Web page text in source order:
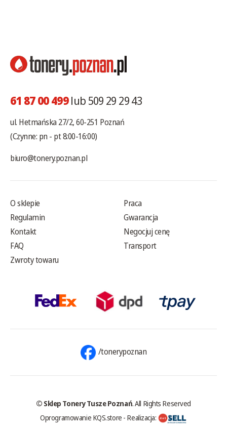
61 87 00 499lub 509 29 29 43
ul. Hetmańska 27/2, 60-251 Poznań
(Czynne: pn - pt 8:00-16:00)
biuro@tonery.poznan.pl
O sklepie
Regulamin
Kontakt
FAQ
Zwroty towaru
Praca
Gwarancja
Negocjuj cenę
Transport
/tonerypoznan
© Sklep Tonery Tusze Poznań. All Rights Reserved
Oprogramowanie KQS.store - Realizacja: